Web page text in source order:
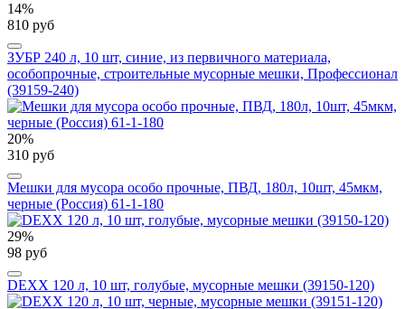
14%
810 руб
ЗУБР 240 л, 10 шт, синие, из первичного материала,
особопрочные, строительные мусорные мешки, Профессионал
(39159-240)
20%
310 руб
Мешки для мусора особо прочные, ПВД, 180л, 10шт, 45мкм,
черные (Россия) 61-1-180
29%
98 руб
DEXX 120 л, 10 шт, голубые, мусорные мешки (39150-120)